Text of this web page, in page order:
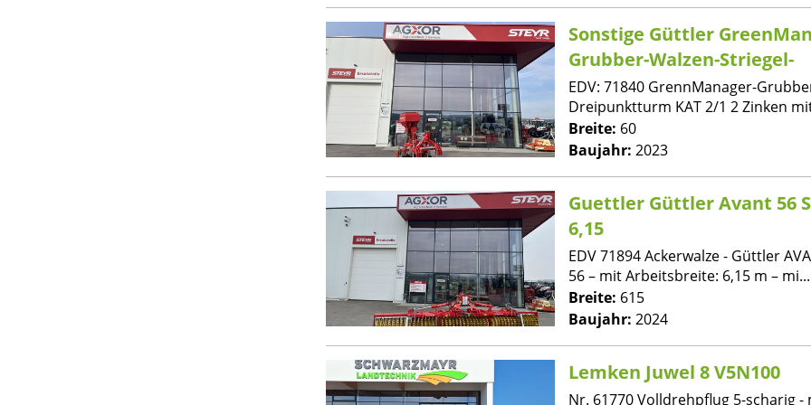
Sonstige Güttler
Grubber-Walzen-Striegel-
EDV: 71840 GrennManager-
Dreipunktturm KAT 2/1 2 Zinken
Breite: 60
Baujahr: 2023
Guettler Güttler Avant 56
6,15
EDV 71894 Ackerwalze - Güttler
56 – mit Arbeitsbreite: 6,15 m – mi...
Breite: 615
Baujahr: 2024
Lemken Juwel 8 V5N100
Nr. 61770 Volldrehpflug 5-scharig -